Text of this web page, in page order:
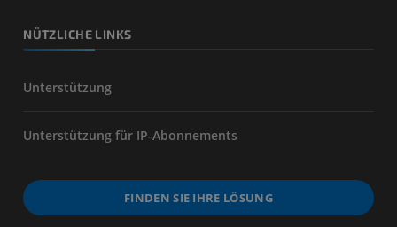
NÜTZLICHE LINKS
Unterstützung
Unterstützung für IP-Abonnements
FINDEN SIE IHRE LÖSUNG